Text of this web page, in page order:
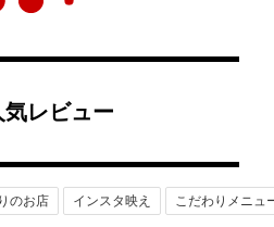
レビュー
のお店 インスタ映え こだわりメニュ